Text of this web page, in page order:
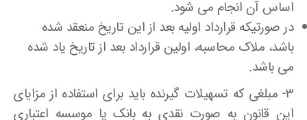
اساس آن انجام می شود.
در صورتیکه قرارداد اولیه بعد از این تاریخ منعقد شده
باشد، ملاک محاسبه، اولین قرارداد بعد از تاریخ یاد شده
می باشد.
۳- مبلغی که تسهیلات گیرنده باید برای استفاده از مزایای
این قانون به صورت نقدی به بانک یا موسسه اعتباری